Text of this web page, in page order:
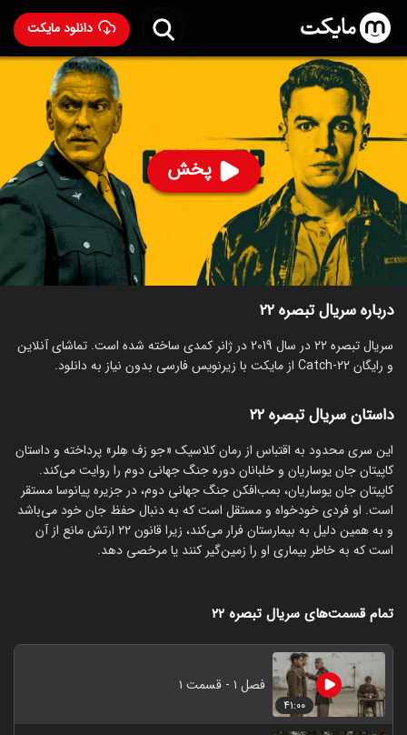
دانلود مایکت
پخش
سریال تبصره ۲۲ - Catch-22 2019
۱۷ 86% ۷.۷
ساخت آمریکا سال 2019
رده سنی ۱۸+
سریال
کمدی جنایی درام
توضیحات قسمت‌ها سریال‌های مشابه
درباره سریال تبصره ۲۲
سریال تبصره ۲۲ در سال 2019 در ژانر کمدی ساخته شده است. تماشای آنلاین
و رایگان Catch-22 از مایکت با زیرنویس فارسی بدون نیاز به دانلود.
داستان سریال تبصره ۲۲
این سری محدود به اقتباس از رمان کلاسیک «جو زف هِلر» پرداخته و داستان
کاپیتان جان یوساریان و خلبانان دوره جنگ جهانی دوم را روایت می‌کند.
کاپیتان جان یوساریان، بمب‌افکن جنگ جهانی دوم، در جزیره پیانوسا مستقر
است. او فردی خودخواه و مستقل است که به دنبال حفظ جان خود می‌باشد
و به همین دلیل به بیمارستان فرار می‌کند، زیرا قانون ۲۲ ارتش مانع از آن
است که به خاطر بیماری او را زمین‌گیر کنند یا مرخصی دهد.
تمام قسمت‌های سریال تبصره ۲۲
۴۱:۰۰
فصل ۱ - قسمت ۱